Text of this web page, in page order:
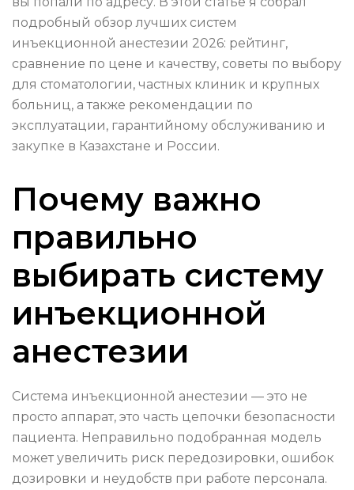
подробный обзор лучших систем
инъекционной анестезии 2026: рейтинг,
сравнение по цене и качеству, советы по выбору
для стоматологии, частных клиник и крупных
больниц, а также рекомендации по
эксплуатации, гарантийному обслуживанию и
закупке в Казахстане и России.
Почему важно
правильно
выбирать систему
инъекционной
анестезии
Система инъекционной анестезии — это не
просто аппарат, это часть цепочки безопасности
пациента. Неправильно подобранная модель
может увеличить риск передозировки, ошибок
дозировки и неудобств при работе персонала.